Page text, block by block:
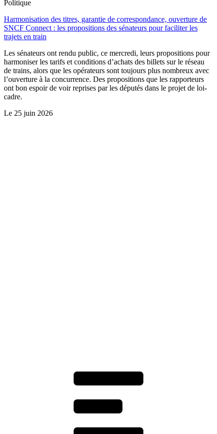
Politique
Harmonisation des titres, garantie de correspondance, ouverture de
SNCF Connect : les propositions des sénateurs pour faciliter les
trajets en train
Les sénateurs ont rendu public, ce mercredi, leurs propositions pour
harmoniser les tarifs et conditions d’achats des billets sur le réseau
de trains, alors que les opérateurs sont toujours plus nombreux avec
l’ouverture à la concurrence. Des propositions que les rapporteurs
ont bon espoir de voir reprises par les députés dans le projet de loi-
cadre.
Le 25 juin 2026